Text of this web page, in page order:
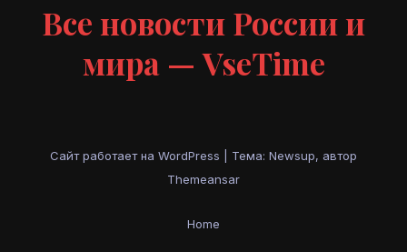
Все новости России и
мира — VseTime
Сайт работает на WordPress
Тема: Newsup, автор
Themeansar
Home